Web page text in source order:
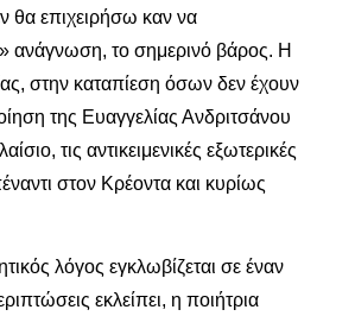
θα επιχειρήσω καν να
ανάγνωση, το σημερινό βάρος. Η
στην καταπίεση όσων δεν έχουν
της Ευαγγελίας Ανδριτσάνου
τις αντικειμενικές εξωτερικές
στον Κρέοντα και κυρίως
λόγος εγκλωβίζεται σε έναν
εκλείπει, η ποιήτρια